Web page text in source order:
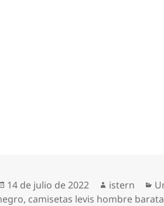
Publicado
el
14 de julio de 2022 Autor
istern
, camisetas levis hombre